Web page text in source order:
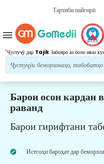
Тартиби пайгирӣ
*Ҷустуҷӯ дар Tajik Забонро аз боло иваз
menu
Барои осон кардан
раванд
Барои гирифтани
Истгоҳи бароҳат дар